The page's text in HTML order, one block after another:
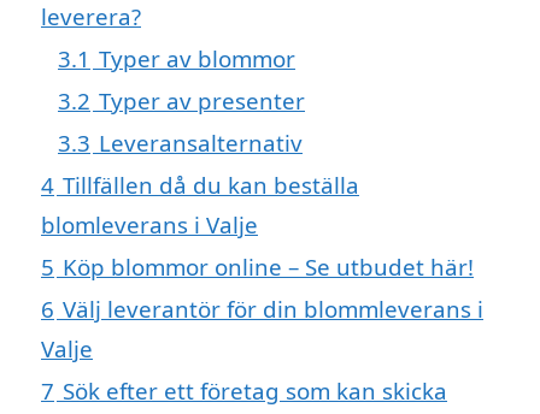
leverera?
3.1 Typer av blommor
3.2 Typer av presenter
3.3 Leveransalternativ
4 Tillfällen då du kan beställa
blomleverans i Valje
5 Köp blommor online – Se utbudet här!
6 Välj leverantör för din blommleverans i
Valje
7 Sök efter ett företag som kan skicka